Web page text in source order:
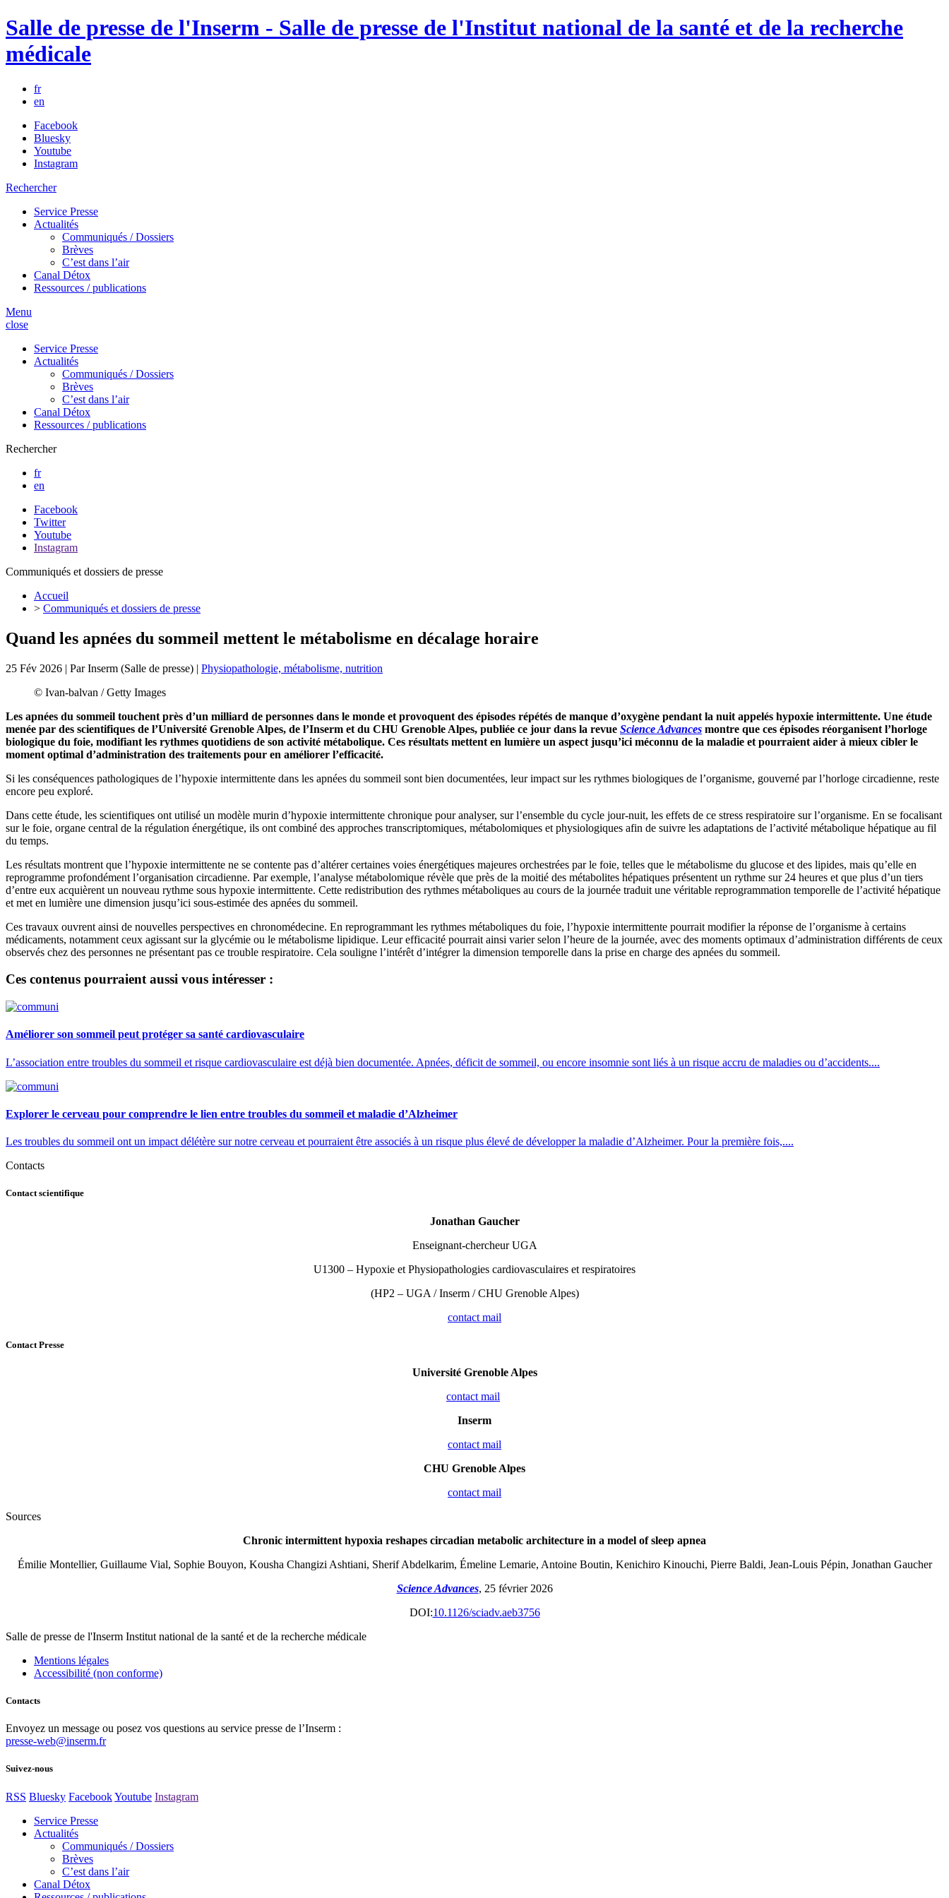
Salle de presse de l'Inserm - Salle de presse de l'Institut national de la santé et de la recherche
médicale
fr
en
Facebook
Bluesky
Youtube
Instagram
Rechercher
Service Presse
Actualités
Communiqués / Dossiers
Brèves
C’est dans l’air
Canal Détox
Ressources / publications
Menu
close
Service Presse
Actualités
Communiqués / Dossiers
Brèves
C’est dans l’air
Canal Détox
Ressources / publications
Rechercher
fr
en
Facebook
Twitter
Youtube
Instagram
Communiqués et dossiers de presse
Accueil
> Communiqués et dossiers de presse
Quand les apnées du sommeil mettent le métabolisme en décalage horaire
25 Fév 2026 | ParInserm (Salle de presse) | Physiopathologie, métabolisme, nutrition
© Ivan-balvan /Getty Images
Les apnées du sommeil touchent près d’un milliard de personnes dans le monde et provoquent des épisodes répétés de manque d’oxygène pendant la nuit appelés hypoxie intermittente. Une étude
menée par des scientifiques de l’Université Grenoble Alpes, de l’Inserm et du CHU Grenoble Alpes, publiée ce jour dans la revue Science Advances montre que ces épisodes réorganisent l’horloge
biologique du foie, modifiant les rythmes quotidiens de son activité métabolique. Ces résultats mettent en lumière un aspect jusqu’ici méconnu de la maladie et pourraient aider à mieux cibler le
moment optimal d’administration des traitements pour en améliorer l’efficacité.
Si les conséquences pathologiques de l’hypoxie intermittente dans les apnées du sommeil sont bien documentées, leur impact sur les rythmes biologiques de l’organisme, gouverné par l’horloge circadienne, reste
encore peu exploré.
Dans cette étude, les scientifiques ont utilisé un modèle murin d’hypoxie intermittente chronique pour analyser, sur l’ensemble du cycle jour-nuit, les effets de ce stress respiratoire sur l’organisme. En se focalisant
sur le foie, organe central de la régulation énergétique, ils ont combiné des approches transcriptomiques, métabolomiques et physiologiques afin de suivre les adaptations de l’activité métabolique hépatique au fil
du temps.
Les résultats montrent que l’hypoxie intermittente ne se contente pas d’altérer certaines voies énergétiques majeures orchestrées par le foie, telles que le métabolisme du glucose et des lipides, mais qu’elle en
reprogramme profondément l’organisation circadienne. Par exemple, l’analyse métabolomique révèle que près de la moitié des métabolites hépatiques présentent un rythme sur 24 heures et que plus d’un tiers
d’entre eux acquièrent un nouveau rythme sous hypoxie intermittente. Cette redistribution des rythmes métaboliques au cours de la journée traduit une véritable reprogrammation temporelle de l’activité hépatique
et met en lumière une dimension jusqu’ici sous-estimée des apnées du sommeil.
Ces travaux ouvrent ainsi de nouvelles perspectives en chronomédecine. En reprogrammant les rythmes métaboliques du foie, l’hypoxie intermittente pourrait modifier la réponse de l’organisme à certains
médicaments, notamment ceux agissant sur la glycémie ou le métabolisme lipidique. Leur efficacité pourrait ainsi varier selon l’heure de la journée, avec des moments optimaux d’administration différents de ceux
observés chez des personnes ne présentant pas ce trouble respiratoire. Cela souligne l’intérêt d’intégrer la dimension temporelle dans la prise en charge des apnées du sommeil.
Ces contenus pourraient aussi vous intéresser :
Améliorer son sommeil peut protéger sa santé cardiovasculaire
L’association entre troubles du sommeil et risque cardiovasculaire est déjà bien documentée. Apnées, déficit de sommeil, ou encore insomnie sont liés à un risque accru de maladies ou d’accidents....
Explorer le cerveau pour comprendre le lien entre troubles du sommeil et maladie d’Alzheimer
Les troubles du sommeil ont un impact délétère sur notre cerveau et pourraient être associés à un risque plus élevé de développer la maladie d’Alzheimer. Pour la première fois,....
Contacts
Contact scientifique
Jonathan Gaucher
Enseignant-chercheur UGA
U1300 – Hypoxie et Physiopathologies cardiovasculaires et respiratoires
(HP2 – UGA / Inserm / CHU Grenoble Alpes)
contact mail
Contact Presse
Université Grenoble Alpes
contact mail
Inserm
contact mail
CHU Grenoble Alpes
contact mail
Sources
Chronic intermittent hypoxia reshapes circadian metabolic architecture in a model of sleep apnea
Émilie Montellier, Guillaume Vial, Sophie Bouyon, Kousha Changizi Ashtiani, Sherif Abdelkarim, Émeline Lemarie, Antoine Boutin, Kenichiro Kinouchi, Pierre Baldi, Jean-Louis Pépin, Jonathan Gaucher
Science Advances, 25 février 2026
DOI:10.1126/sciadv.aeb3756
Salle de presse de l'Inserm Institut national de la santé et de la recherche médicale
Mentions légales
Accessibilité (non conforme)
Contacts
Envoyez un message ou posez vos questions au service presse de l’Inserm :
presse-web@inserm.fr
Suivez-nous
RSS Bluesky FacebookYoutube Instagram
Service Presse
Actualités
Communiqués / Dossiers
Brèves
C’est dans l’air
Canal Détox